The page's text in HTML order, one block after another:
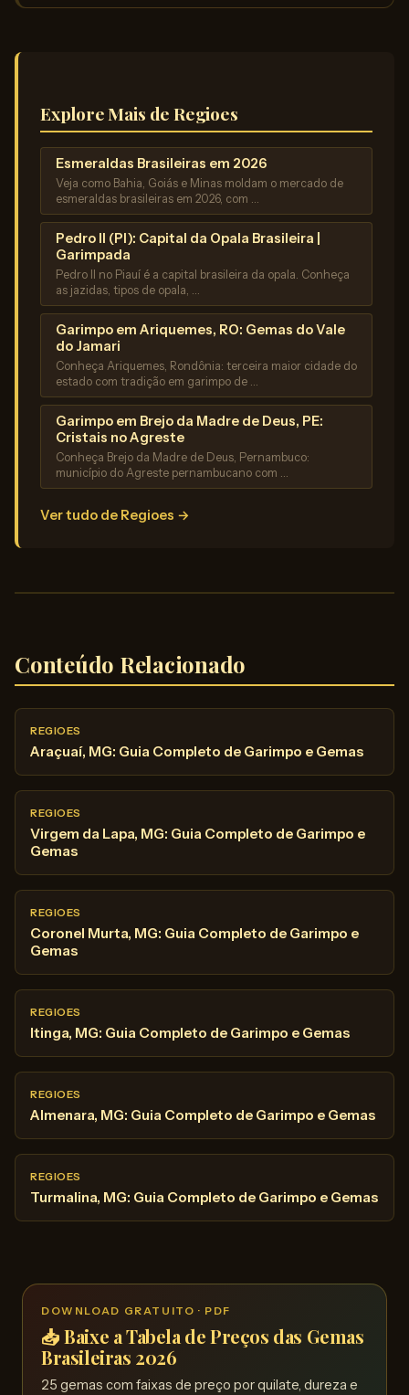
Explore Mais de Regioes
Esmeraldas Brasileiras em 2026
Veja como Bahia, Goiás e Minas moldam o mercado de
esmeraldas brasileiras em 2026, com …
Pedro II (PI): Capital da Opala Brasileira |
Garimpada
Pedro II no Piauí é a capital brasileira da opala. Conheça
as jazidas, tipos de opala, …
Garimpo em Ariquemes, RO: Gemas do Vale
do Jamari
Conheça Ariquemes, Rondônia: terceira maior cidade do
estado com tradição em garimpo de …
Garimpo em Brejo da Madre de Deus, PE:
Cristais no Agreste
Conheça Brejo da Madre de Deus, Pernambuco:
município do Agreste pernambucano com …
Ver tudo de Regioes →
Conteúdo Relacionado
REGIOES
Araçuaí, MG: Guia Completo de Garimpo e Gemas
REGIOES
Virgem da Lapa, MG: Guia Completo de Garimpo e
Gemas
REGIOES
Coronel Murta, MG: Guia Completo de Garimpo e
Gemas
REGIOES
Itinga, MG: Guia Completo de Garimpo e Gemas
REGIOES
Almenara, MG: Guia Completo de Garimpo e Gemas
REGIOES
Turmalina, MG: Guia Completo de Garimpo e Gemas
DOWNLOAD GRATUITO · PDF
📥 Baixe a Tabela de Preços das Gemas
Brasileiras 2026
25 gemas com faixas de preço por quilate, dureza e